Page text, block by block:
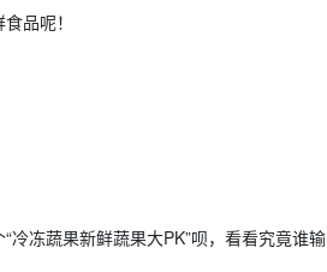
品呢！
冻蔬果新鲜蔬果大PK”呗，看看究竟谁输